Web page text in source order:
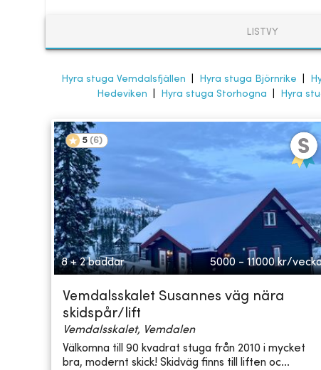
LISTVY
Hyra stuga Vemdalsfjällen Hyra stuga Björnrike
Hedeviken
Hyra stuga Storhogna Hyra
5 (6)
8 + 2 bäddar 5000 - 11000 kr/
Vemdalsskalet Susannes väg nära
skidspår/lift
Vemdalsskalet, Vemdalen
Välkomna till 90 kvadrat stuga från 2010 i mycket
bra, modernt skick! Skidväg finns till liften oc...